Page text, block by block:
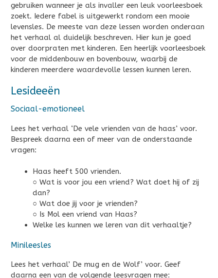
gebruiken wanneer je als invaller een leuk voorleesboek
zoekt. Iedere fabel is uitgewerkt rondom een mooie
levensles. De meeste van deze lessen worden onderaan
het verhaal al duidelijk beschreven. Hier kun je goed
over doorpraten met kinderen. Een heerlijk voorleesboek
voor de middenbouw en bovenbouw, waarbij de
kinderen meerdere waardevolle lessen kunnen leren.
Lesideeën
Sociaal-emotioneel
Lees het verhaal ‘De vele vrienden van de haas’ voor.
Bespreek daarna een of meer van de onderstaande
vragen:
Haas heeft 500 vrienden.
○ Wat is voor jou een vriend? Wat doet hij of zij
dan?
○ Wat doe jij voor je vrienden?
○ Is Mol een vriend van Haas?
Welke les kunnen we leren van dit verhaaltje?
Minileesles
Lees het verhaal’ De mug en de Wolf’ voor. Geef
daarna een van de volgende leesvragen mee: